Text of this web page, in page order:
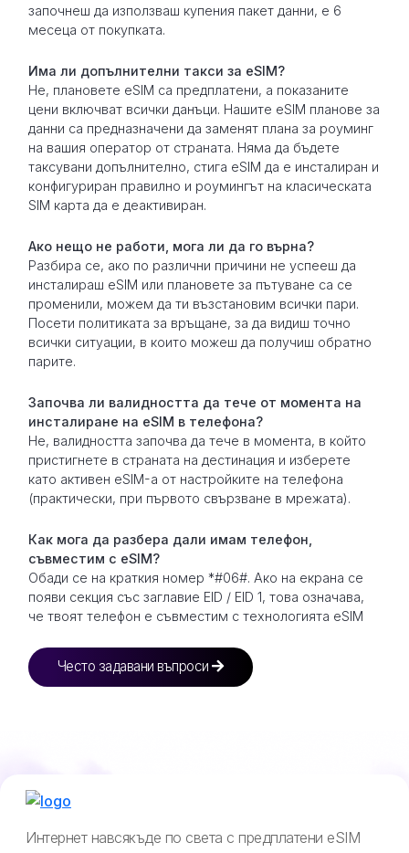
започнеш да използваш купения пакет данни, е 6
месеца от покупката.
Има ли допълнителни такси за eSIM?
Не, плановете eSIM са предплатени, а показаните
цени включват всички данъци. Нашите eSIM планове за
данни са предназначени да заменят плана за роуминг
на вашия оператор от страната. Няма да бъдете
таксувани допълнително, стига eSIM да е инсталиран и
конфигуриран правилно и роумингът на класическата
SIM карта да е деактивиран.
Ако нещо не работи, мога ли да го върна?
Разбира се, ако по различни причини не успееш да
инсталираш eSIM или плановете за пътуване са се
променили, можем да ти възстановим всички пари.
Посети политиката за връщане, за да видиш точно
всички ситуации, в които можеш да получиш обратно
парите.
Започва ли валидността да тече от момента на
инсталиране на eSIM в телефона?
Не, валидността започва да тече в момента, в който
пристигнете в страната на дестинация и изберете
като активен eSIM-а от настройките на телефона
(практически, при първото свързване в мрежата).
Как мога да разбера дали имам телефон,
съвместим с eSIM?
Обади се на краткия номер *#06#. Ако на екрана се
появи секция със заглавие EID / EID 1, това означава,
че твоят телефон е съвместим с технологията eSIM
Често задавани въпроси
Интернет навсякъде по света с предплатени eSIM